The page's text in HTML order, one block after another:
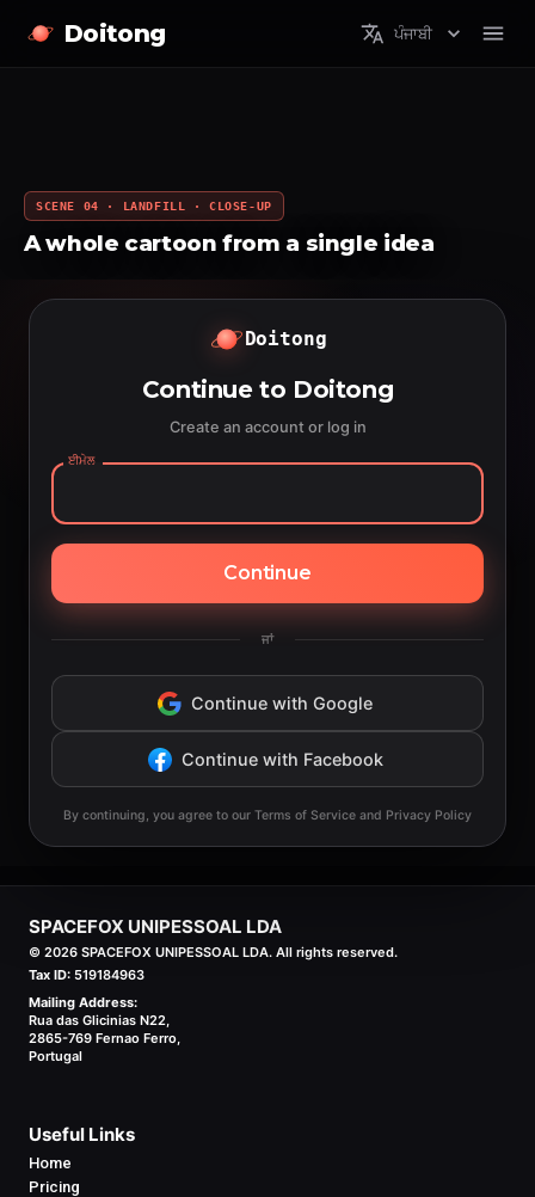
Doitong ਪੰਜਾਬੀ
SCENE 04 · LANDFILL · CLOSE-UP
A whole cartoon from a single idea
Doitong
Continue to Doitong
Create an account or log in
ਈਮੇਲ
Continue
ਜਾਂ
Continue with Google
Continue with Facebook
By continuing, you agree to our Terms of Service and Privacy Policy
SPACEFOX UNIPESSOAL LDA
© 2026 SPACEFOX UNIPESSOAL LDA. All rights reserved.
Tax ID: 519184963
Mailing Address:
Rua das Glicinias N22,
2865-769 Fernao Ferro,
Portugal
Useful Links
Home
Pricing